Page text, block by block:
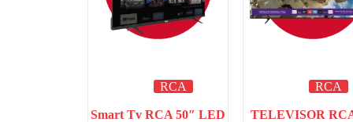
RCA
Smart Tv RCA 50″ LED
RCA
TELEVISOR